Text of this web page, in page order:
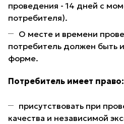
проведения - 14 дней с
потребителя).
О месте и времени
потребитель должен быть
форме.
Потребитель имеет право:
присутствовать при
качества и независимой